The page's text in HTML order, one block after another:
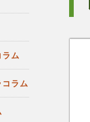
ム
ラム